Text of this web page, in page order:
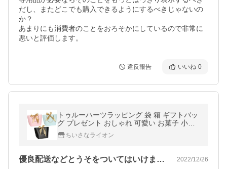
だし、またどこでも購入できるようにするべきじゃないの
か？
あまりにも消費者のことをおろそかにしているので非常に
悪いと評価します。
違反報告 いいね 0
トゥルーハーツラッピング 袋 箱 ギフトバッ
グ プレゼント おしゃれ 可愛い お菓子 小物
贈り物 リボン付き 手提げ マチあり
ちいさなライオン
優良配送などとうそをついてはいけません 2022/12/26